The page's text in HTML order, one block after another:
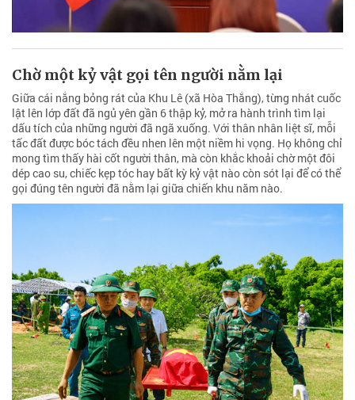
Chờ một kỷ vật gọi tên người nằm lại
Giữa cái nắng bỏng rát của Khu Lê (xã Hòa Thắng), từng nhát cuốc
lật lên lớp đất đã ngủ yên gần 6 thập kỷ, mở ra hành trình tìm lại
dấu tích của những người đã ngã xuống. Với thân nhân liệt sĩ, mỗi
tấc đất được bóc tách đều nhen lên một niềm hi vọng. Họ không chỉ
mong tìm thấy hài cốt người thân, mà còn khắc khoải chờ một đôi
dép cao su, chiếc kẹp tóc hay bất kỳ kỷ vật nào còn sót lại để có thể
gọi đúng tên người đã nằm lại giữa chiến khu năm nào.